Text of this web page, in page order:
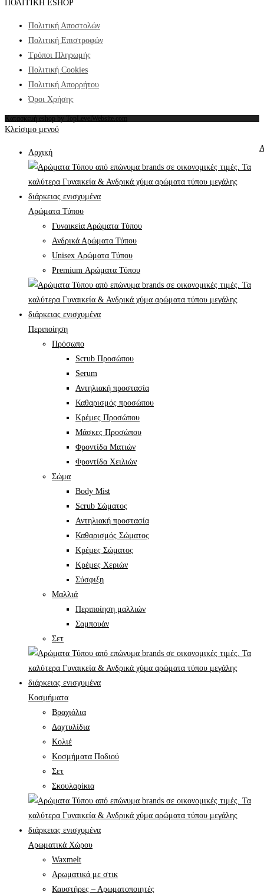
ΠΟΛΙΤΙΚΗ ESHOP
Πολιτική Αποστολών
Πολιτική Επιστροφών
Τρόποι Πληρωμής
Πολιτική Cookies
Πολιτική Απορρήτου
Όροι Χρήσης
Κατασκευή eshop by TopLevelWebsite.com
Κλείσιμο μενού
Αρχική
Αρώματα Τύπου
Γυναικεία Αρώματα Τύπου
Ανδρικά Αρώματα Τύπου
Unisex Αρώματα Τύπου
Premium Αρώματα Τύπου
Περιποίηση
Πρόσωπο
Scrub Προσώπου
Serum
Αντηλιακή προστασία
Καθαρισμός προσώπου
Κρέμες Προσώπου
Μάσκες Προσώπου
Φροντίδα Ματιών
Φροντίδα Χειλιών
Σώμα
Body Mist
Scrub Σώματος
Αντηλιακή προστασία
Καθαρισμός Σώματος
Κρέμες Σώματος
Κρέμες Χεριών
Σύσφιξη
Mαλλιά
Περιποίηση μαλλιών
Σαμπουάν
Σετ
Κοσμήματα
Βραχιόλια
Δαχτυλίδια
Κολιέ
Κοσμήματα Ποδιού
Σετ
Σκουλαρίκια
Αρωματικά Χώρου
Waxmelt
Αρωματικά με στικ
Καυστήρες – Αρωματοποιητές